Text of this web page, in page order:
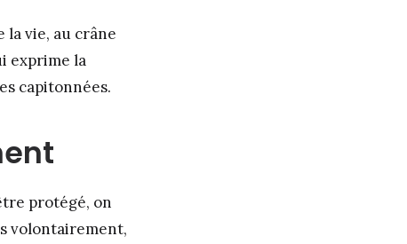
vie, au crâne
exprime la
capitonnées.
protégé, on
volontairement,